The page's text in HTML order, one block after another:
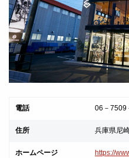
電話 06－7509
住所 兵庫県尼
ホームページ https://